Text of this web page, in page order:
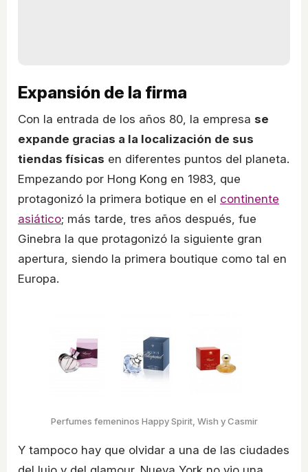
Expansión de la firma
Con la entrada de los años 80, la empresa se
expande gracias a la localización de sus
tiendas físicas en diferentes puntos del planeta.
Empezando por Hong Kong en 1983, que
protagonizó la primera botique en el continente
asiático; más tarde, tres años después, fue
Ginebra la que protagonizó la siguiente gran
apertura, siendo la primera boutique como tal en
Europa.
Perfumes femeninos Happy Spirit, Wish y Casmir
Y tampoco hay que olvidar a una de las ciudades